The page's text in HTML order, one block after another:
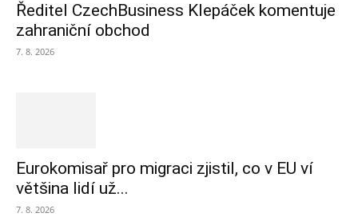
Ředitel CzechBusiness Klepáček komentuje
zahraniční obchod
7. 8. 2026
Eurokomisař pro migraci zjistil, co v EU ví
většina lidí už...
7. 8. 2026